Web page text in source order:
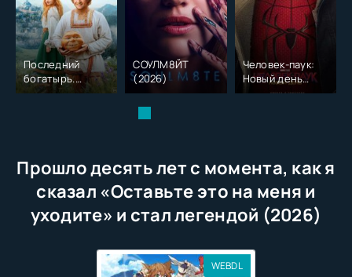
Последний
богатырь.
Колобок (2026)
СОУЛМ8ЙТ
(2026)
Человек-паук:
Новый день
(2026)
Прошло десять лет с момента, как я
сказал «Оставьте это на меня и
уходите» и стал легендой (2026)
WEBDL